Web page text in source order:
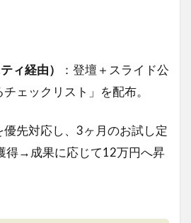
ィ経由）
：登壇＋スライド公
ェックリスト」を配布。
先対応し、3ヶ月のお試し定
得→成果に応じて12万円へ昇